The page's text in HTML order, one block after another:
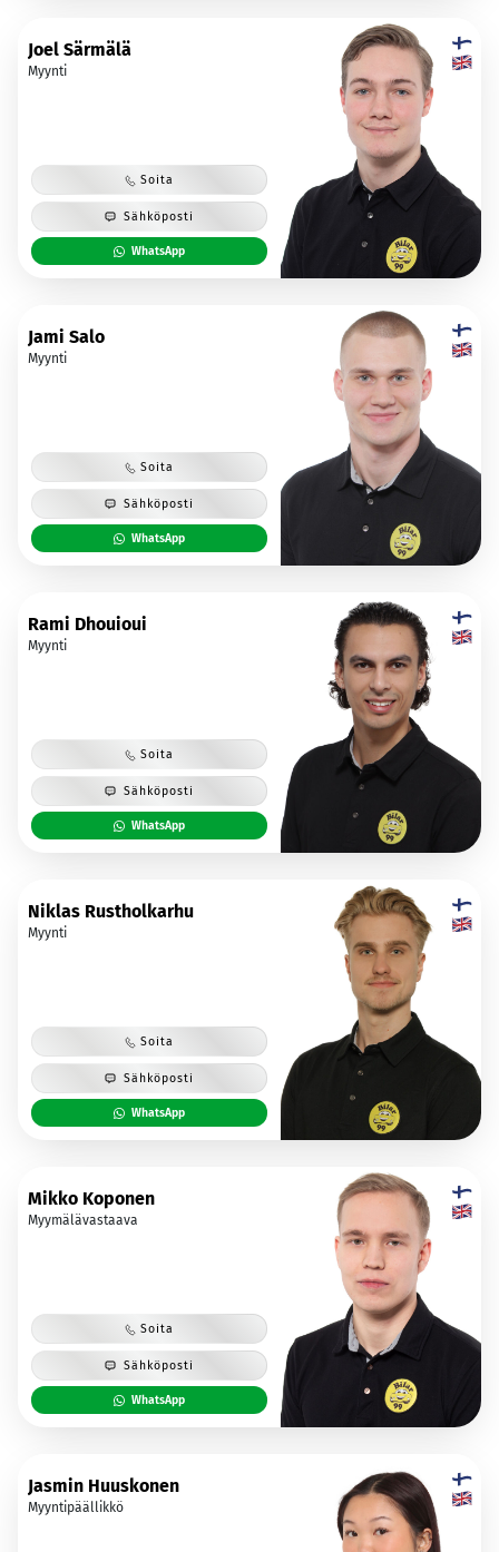
Joel Särmälä
Myynti
Soita
Sähköposti
WhatsApp
Jami Salo
Myynti
Soita
Sähköposti
WhatsApp
Rami Dhouioui
Myynti
Soita
Sähköposti
WhatsApp
Niklas Rustholkarhu
Myynti
Soita
Sähköposti
WhatsApp
Mikko Koponen
Myymälävastaava
Soita
Sähköposti
WhatsApp
Jasmin Huuskonen
Myyntipäällikkö